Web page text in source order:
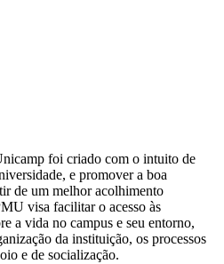
foi criado com o intuito de
e promover a boa
de um melhor acolhimento
visa facilitar o acesso às
a vida no campus e seu entorno,
da instituição, os processos
e de socialização.